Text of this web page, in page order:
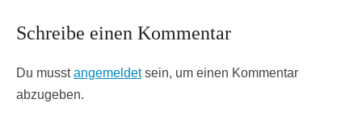
Schreibe einen Kommentar
Du musstangemeldetsein, um einen Kommentar
abzugeben.